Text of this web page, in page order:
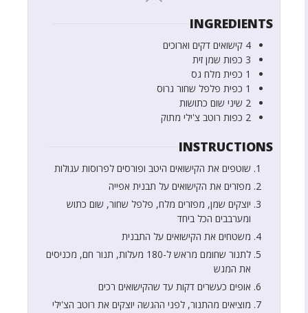
INGREDIENTS
4 קישואים דקים וארוכים
3 כפות שמן זית
1 כפית מלח גס
1 כפית פלפל שחור גרוס
2 שיני שום כתושות
2 כפות רוטב צ'ילי מתוק
INSTRUCTIONS
שוטפים את הקישואים היטב ופורסים לפרוסות עגולות
מפזרים את הקישואים על תבנית אפייה
יוצקים שמן, מפזרים מלח, פלפל שחור, שום כתוש
ומערבבים הכל ביחד
משטחים את הקישואים על התבנית
לתנור שחומם מראש ל-180 מעלות, תנור חם, מכניסים
את המגש
אופים כעשרים דקות עד שהקישואים רכים
מוציאים מהתנור, לפני ההגשה יוצקים את רוטב הצ'ילי